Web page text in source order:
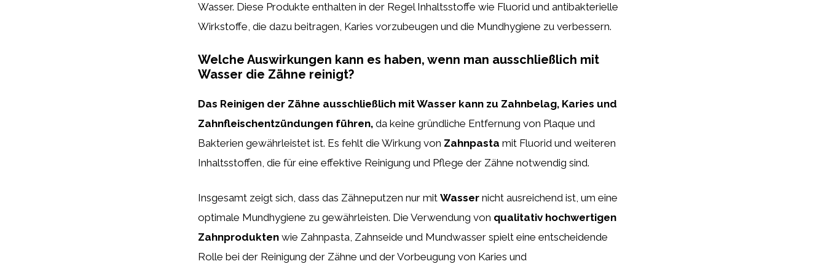
Wasser. Diese Produkte enthalten in der Regel Inhaltsstoffe wie Fluorid und antibakterielle
Wirkstoffe, die dazu beitragen, Karies vorzubeugen und die Mundhygiene zu verbessern.
Welche Auswirkungen kann es haben, wenn man ausschließlich mit
Wasser die Zähne reinigt?
Das Reinigen der Zähne ausschließlich mit Wasser kann zu Zahnbelag, Karies und
Zahnfleischentzündungen führen, da keine gründliche Entfernung von Plaque und
Bakterien gewährleistet ist. Es fehlt die Wirkung von Zahnpasta mit Fluorid und weiteren
Inhaltsstoffen, die für eine effektive Reinigung und Pflege der Zähne notwendig sind.
Insgesamt zeigt sich, dass das Zähneputzen nur mit Wasser nicht ausreichend ist, um eine
optimale Mundhygiene zu gewährleisten. Die Verwendung von qualitativ hochwertigen
Zahnprodukten wie Zahnpasta, Zahnseide und Mundwasser spielt eine entscheidende
Rolle bei der Reinigung der Zähne und der Vorbeugung von Karies und